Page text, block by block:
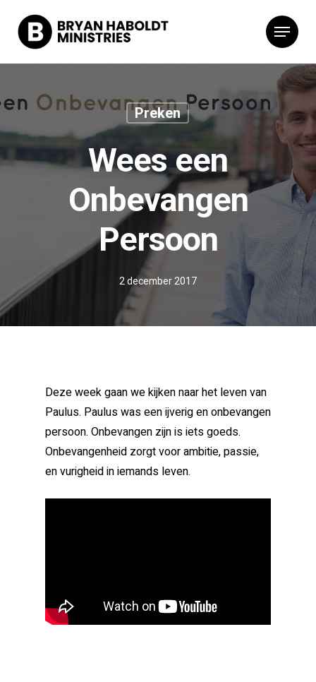
Preken
Wees een
Onbevangen
Persoon
2 december 2017
Deze week gaan we kijken naar het leven van
Paulus. Paulus was een ijverig en onbevangen
persoon. Onbevangen zijn is iets goeds.
Onbevangenheid zorgt voor ambitie, passie,
en vurigheid in iemands leven.